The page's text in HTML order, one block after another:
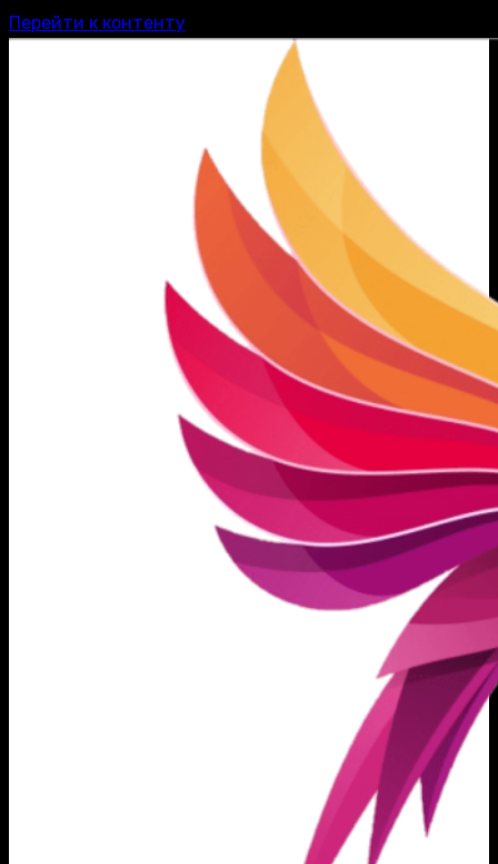
Перейти к контенту